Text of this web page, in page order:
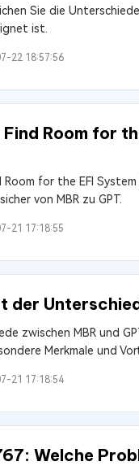
Sie die
ist.
22 18:57:56
Room for
Room for the EFI
von MBR zu GPT.
21 17:18:55
der
zwischen MBR und
Merkmale und
21 17:18:54
Welche